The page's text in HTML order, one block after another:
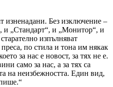
изненадани. Без изключение –
и „Стандарт“, и „Монитор“, и
изпълняват
по стила и тона им някак
за нас е новост, за тях не е.
само за нас, а за тях са
на неизбежността. Един вид,